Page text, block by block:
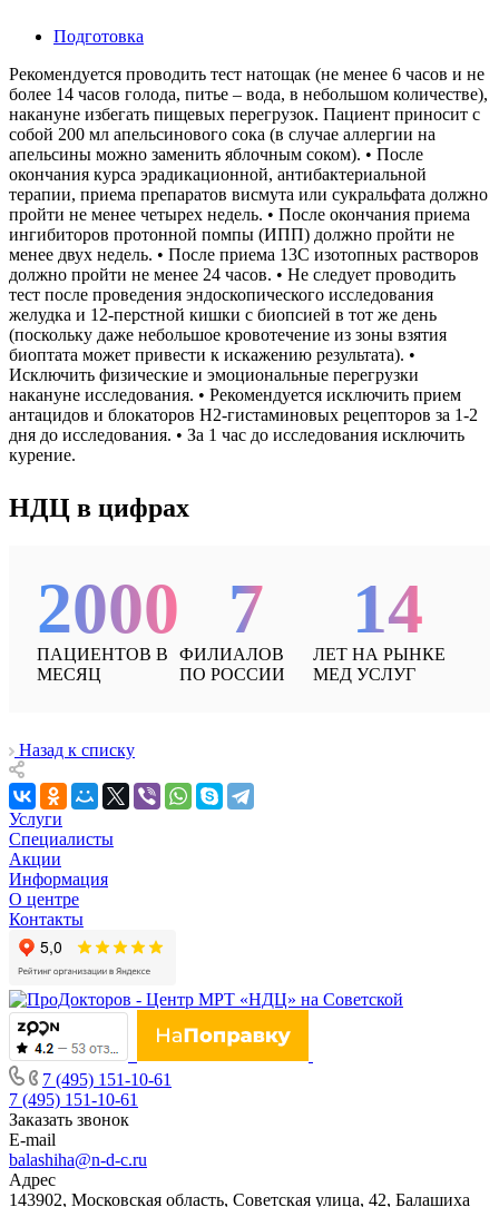
Подготовка
Рекомендуется проводить тест натощак (не менее 6 часов и не
более 14 часов голода, питье – вода, в небольшом количестве),
накануне избегать пищевых перегрузок. Пациент приносит с
собой 200 мл апельсинового сока (в случае аллергии на
апельсины можно заменить яблочным соком). • После
окончания курса эрадикационной, антибактериальной
терапии, приема препаратов висмута или сукральфата должно
пройти не менее четырех недель. • После окончания приема
ингибиторов протонной помпы (ИПП) должно пройти не
менее двух недель. • После приема 13С изотопных растворов
должно пройти не менее 24 часов. • Не следует проводить
тест после проведения эндоскопического исследования
желудка и 12-перстной кишки с биопсией в тот же день
(поскольку даже небольшое кровотечение из зоны взятия
биоптата может привести к искажению результата). •
Исключить физические и эмоциональные перегрузки
накануне исследования. • Рекомендуется исключить прием
антацидов и блокаторов Н2-гистаминовых рецепторов за 1-2
дня до исследования. • За 1 час до исследования исключить
курение.
НДЦ в цифрах
2000
ПАЦИЕНТОВ В
МЕСЯЦ
7
ФИЛИАЛОВ
ПО РОССИИ
14
ЛЕТ НА РЫНКЕ
МЕД УСЛУГ
Назад к списку
Услуги
Специалисты
Акции
Информация
О центре
Контакты
7 (495) 151-10-61
7 (495) 151-10-61
Заказать звонок
E-mail
balashiha@n-d-c.ru
Адрес
143902, Московская область, Советская улица, 42, Балашиха